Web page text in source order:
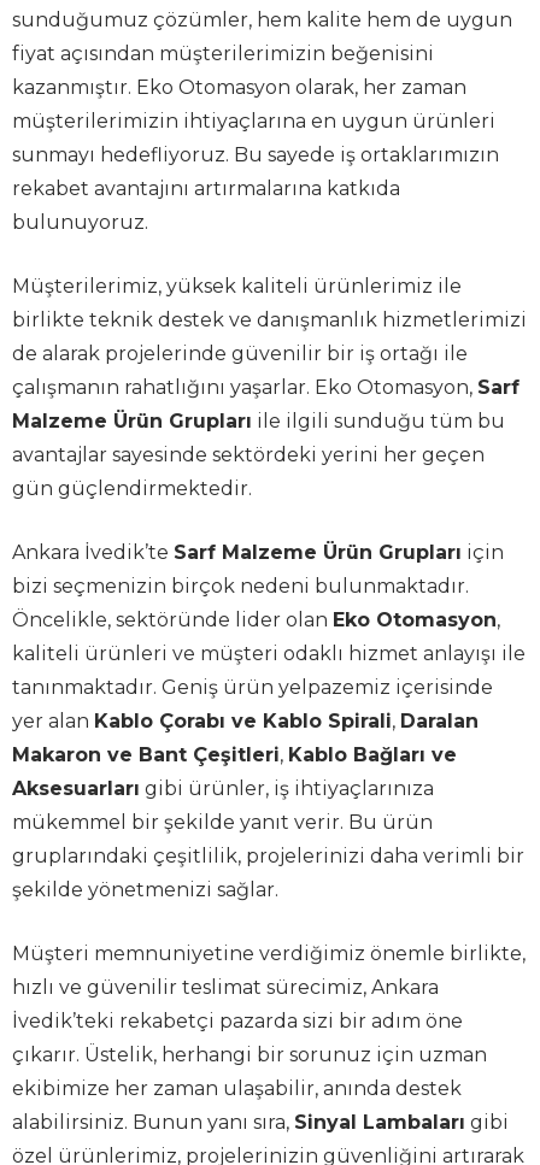
sunduğumuz çözümler, hem kalite hem de uygun
fiyat açısından müşterilerimizin beğenisini
kazanmıştır. Eko Otomasyon olarak, her zaman
müşterilerimizin ihtiyaçlarına en uygun ürünleri
sunmayı hedefliyoruz. Bu sayede iş ortaklarımızın
rekabet avantajını artırmalarına katkıda
bulunuyoruz.
Müşterilerimiz, yüksek kaliteli ürünlerimiz ile
birlikte teknik destek ve danışmanlık hizmetlerimizi
de alarak projelerinde güvenilir bir iş ortağı ile
çalışmanın rahatlığını yaşarlar. Eko Otomasyon, Sarf
Malzeme Ürün Grupları ile ilgili sunduğu tüm bu
avantajlar sayesinde sektördeki yerini her geçen
gün güçlendirmektedir.
Ankara İvedik’te Sarf Malzeme Ürün Grupları için
bizi seçmenizin birçok nedeni bulunmaktadır.
Öncelikle, sektöründe lider olan Eko Otomasyon,
kaliteli ürünleri ve müşteri odaklı hizmet anlayışı ile
tanınmaktadır. Geniş ürün yelpazemiz içerisinde
yer alan Kablo Çorabı ve Kablo Spirali, Daralan
Makaron ve Bant Çeşitleri, Kablo Bağları ve
Aksesuarları gibi ürünler, iş ihtiyaçlarınıza
mükemmel bir şekilde yanıt verir. Bu ürün
gruplarındaki çeşitlilik, projelerinizi daha verimli bir
şekilde yönetmenizi sağlar.
Müşteri memnuniyetine verdiğimiz önemle birlikte,
hızlı ve güvenilir teslimat sürecimiz, Ankara
İvedik’teki rekabetçi pazarda sizi bir adım öne
çıkarır. Üstelik, herhangi bir sorunuz için uzman
ekibimize her zaman ulaşabilir, anında destek
alabilirsiniz. Bunun yanı sıra, Sinyal Lambaları gibi
özel ürünlerimiz, projelerinizin güvenliğini artırarak